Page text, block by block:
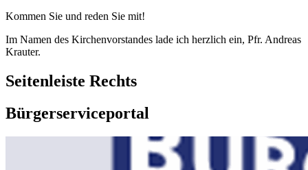
Kommen Sie und reden Sie mit!
Im Namen des Kirchenvorstandes lade ich herzlich ein, Pfr. Andreas
Krauter.
Seitenleiste Rechts
Bürgerserviceportal